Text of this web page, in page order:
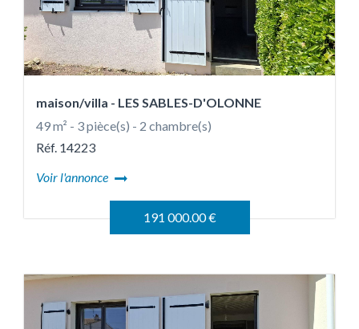
maison/villa - LES SABLES-D'OLONNE
49 m² - 3 pièce(s) - 2 chambre(s)
Réf. 14223
Voir l'annonce
191 000.00 €